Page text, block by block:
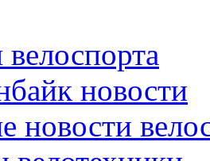
новости
новости